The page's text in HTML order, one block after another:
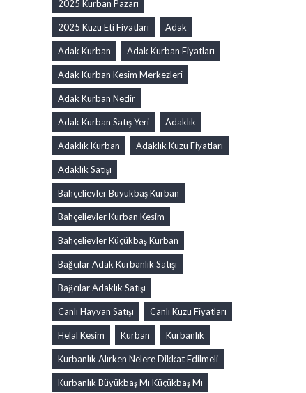
2025 Kurban Pazarı
2025 Kuzu Eti Fiyatları Adak
Adak Kurban Adak Kurban Fiyatları
Adak Kurban Kesim Merkezleri
Adak Kurban Nedir
Adak Kurban Satış Yeri Adaklık
Adaklık Kurban Adaklık Kuzu Fiyatları
Adaklık Satışı
Bahçelievler Büyükbaş Kurban
Bahçelievler Kurban Kesim
Bahçelievler Küçükbaş Kurban
Bağcılar Adak Kurbanlık Satışı
Bağcılar Adaklık Satışı
Canlı Hayvan Satışı Canlı Kuzu Fiyatları
Helal Kesim Kurban Kurbanlık
Kurbanlık Alırken Nelere Dikkat Edilmeli
Kurbanlık Büyükbaş Mı Küçükbaş Mı